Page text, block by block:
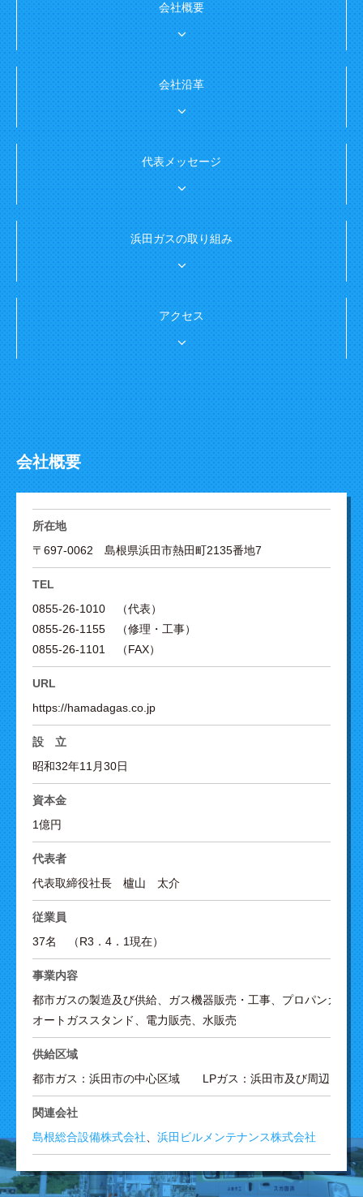
会社概要
会社沿革
代表メッセージ
浜田ガスの取り組み
アクセス
会社概要
所在地
〒697-0062 島根県浜田市熱田町2135番地7
TEL
0855-26-1010 （代表）
0855-26-1155 （修理・工事）
0855-26-1101 （FAX）
URL
https://hamadagas.co.jp
設 立
昭和32年11月30日
資本金
1億円
代表者
代表取締役社長 櫨山 太介
従業員
37名 （R3．4．1現在）
事業内容
都市ガスの製造及び供給、ガス機器販売・工事、プロパンガス
オートガススタンド、電力販売、水販売
供給区域
都市ガス：浜田市の中心区域 LPガス：浜田市及び周辺
関連会社
島根総合設備株式会社
浜田ビルメンテナンス株式会社